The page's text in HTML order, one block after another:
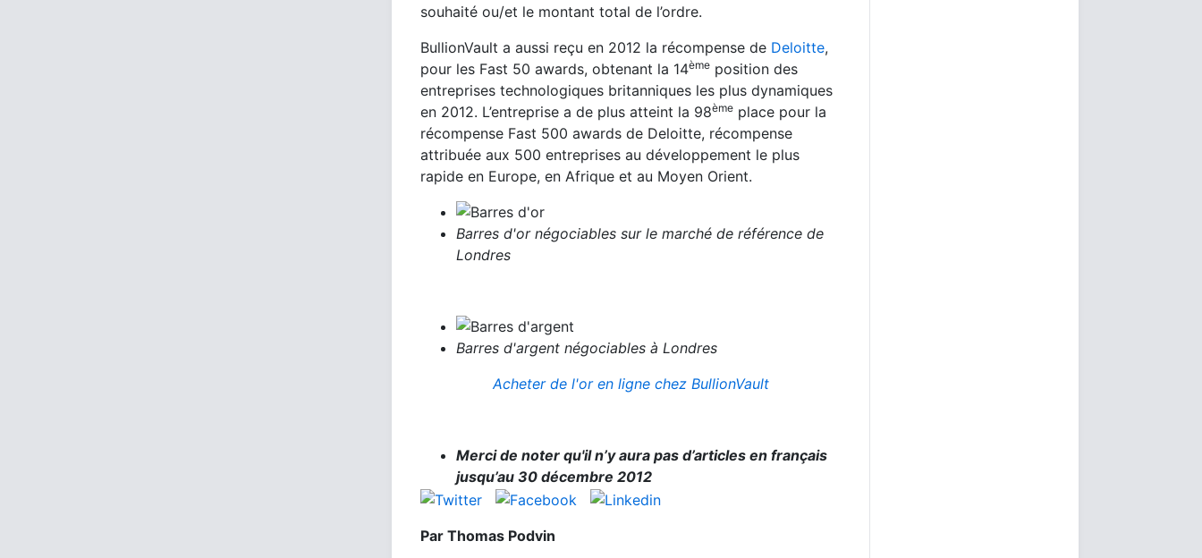
souhaité ou/et le montant total de l’ordre.
BullionVault a aussi reçu en 2012 la récompense de Deloitte,
pour les Fast 50 awards, obtenant la 14ème position des
entreprises technologiques britanniques les plus dynamiques
en 2012. L’entreprise a de plus atteint la 98ème place pour la
récompense Fast 500 awards de Deloitte, récompense
attribuée aux 500 entreprises au développement le plus
rapide en Europe, en Afrique et au Moyen Orient.
Barres d'or négociables sur le marché de référence de
Londres
Barres d'argent négociables à Londres
Acheter de l'or en ligne chez BullionVault
Merci de noter qu'il n’y aura pas d’articles en français
jusqu’au 30 décembre 2012
Par Thomas Podvin